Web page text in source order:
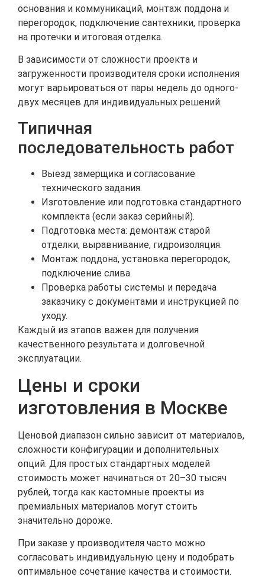
основания и коммуникаций, монтаж поддона и
перегородок, подключение сантехники, проверка
на протечки и итоговая отделка.
В зависимости от сложности проекта и
загруженности производителя сроки исполнения
могут варьироваться от пары недель до одного-
двух месяцев для индивидуальных решений.
Типичная
последовательность работ
Выезд замерщика и согласование
технического задания.
Изготовление или подготовка стандартного
комплекта (если заказ серийный).
Подготовка места: демонтаж старой
отделки, выравнивание, гидроизоляция.
Монтаж поддона, установка перегородок,
подключение слива.
Проверка работы системы и передача
заказчику с документами и инструкцией по
уходу.
Каждый из этапов важен для получения
качественного результата и долговечной
эксплуатации.
Цены и сроки
изготовления в Москве
Ценовой диапазон сильно зависит от материалов,
сложности конфигурации и дополнительных
опций. Для простых стандартных моделей
стоимость может начинаться от 20–30 тысяч
рублей, тогда как кастомные проекты из
премиальных материалов могут стоить
значительно дороже.
При заказе у производителя часто можно
согласовать индивидуальную цену и подобрать
оптимальное сочетание качества и стоимости.